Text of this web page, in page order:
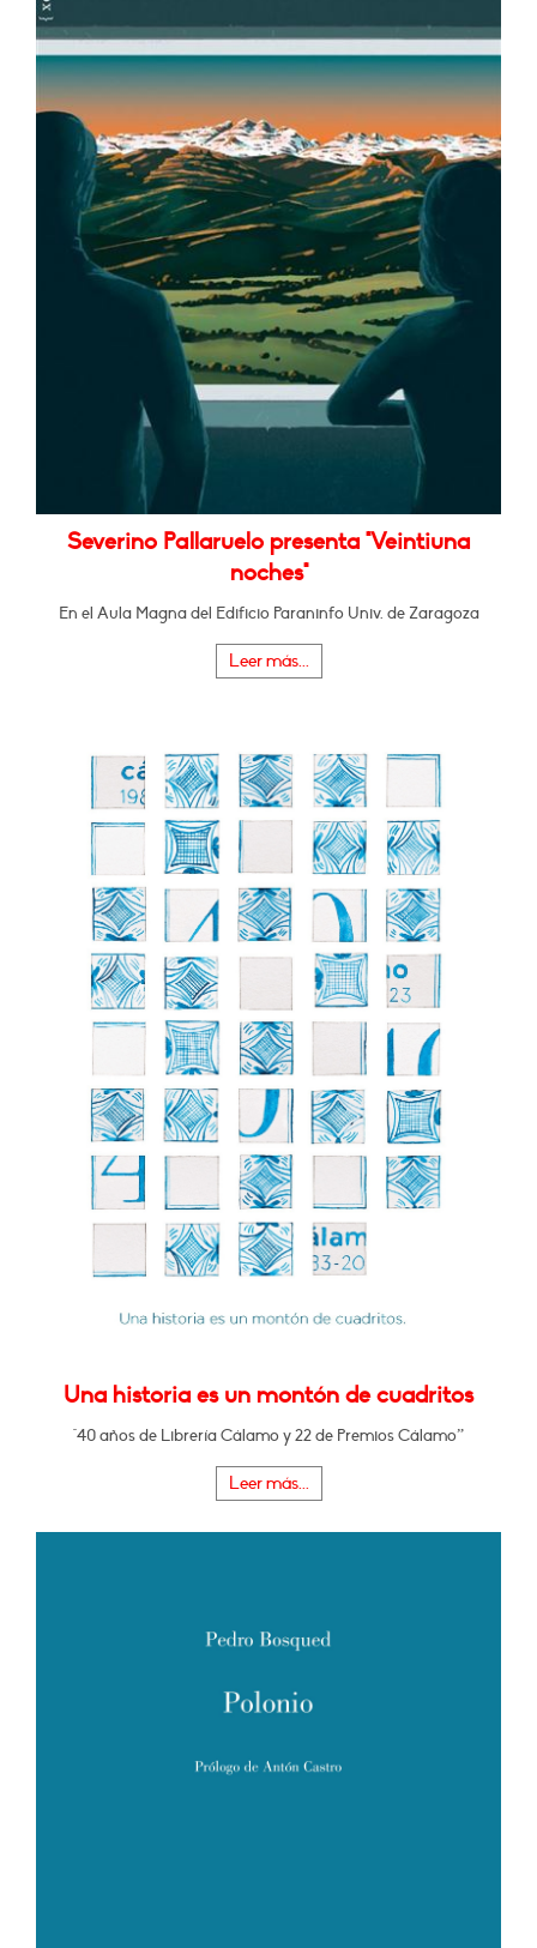
Severino Pallaruelo presenta "Veintiuna
noches"
En el Aula Magna del Edificio Paraninfo Univ. de Zaragoza
Leer más...
Una historia es un montón de cuadritos
"40 años de Librería Cálamo y 22 de Premios Cálamo”
Leer más...